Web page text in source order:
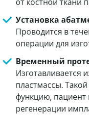
Установка
Проводится в
операции для
Временный
Изготавливается
пластмассы.
функцию, пациент
регенерации